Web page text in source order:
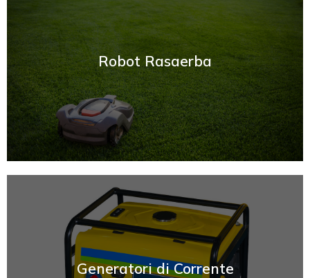
Robot Rasaerba
SCOPRI
Generatori di Corrente